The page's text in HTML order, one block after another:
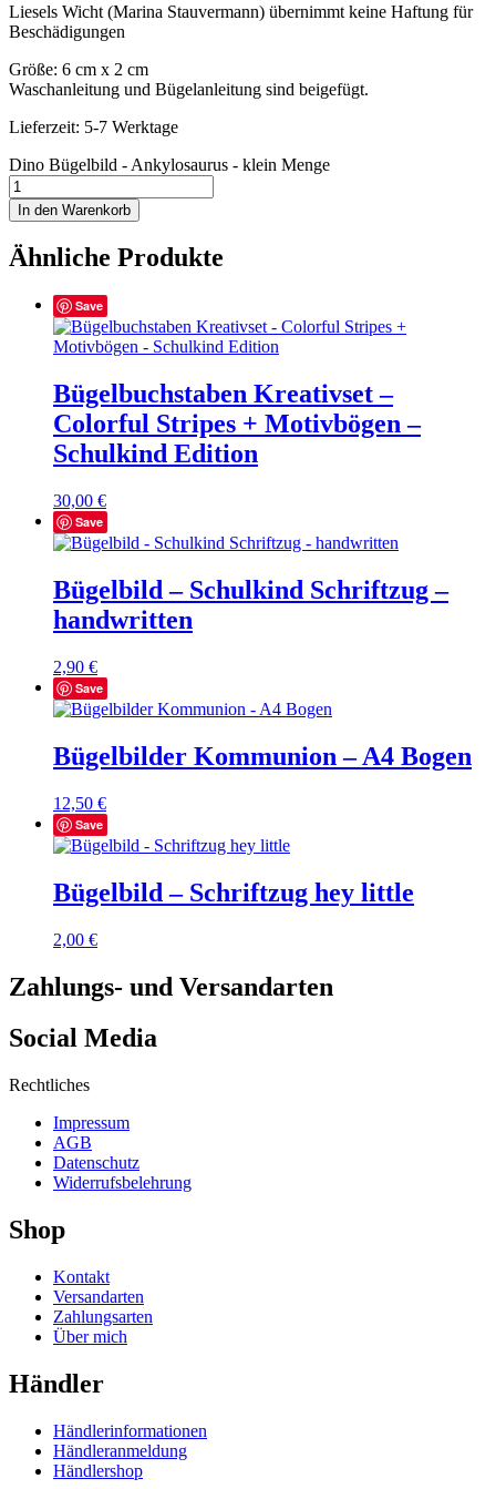
Liesels Wicht (Marina Stauvermann) übernimmt keine Haftung für
Beschädigungen
Größe: 6 cm x 2 cm
Waschanleitung und Bügelanleitung sind beigefügt.
Lieferzeit: 5-7 Werktage
Dino Bügelbild - Ankylosaurus - klein Menge
In den Warenkorb
Ähnliche Produkte
Save
Bügelbuchstaben Kreativset –
Colorful Stripes + Motivbögen –
Schulkind Edition
30,00 €
Save
Bügelbild – Schulkind Schriftzug –
handwritten
2,90 €
Save
Bügelbilder Kommunion – A4 Bogen
12,50 €
Save
Bügelbild – Schriftzug hey little
2,00 €
Zahlungs- und Versandarten
Social Media
Rechtliches
Impressum
AGB
Datenschutz
Widerrufsbelehrung
Shop
Kontakt
Versandarten
Zahlungsarten
Über mich
Händler
Händlerinformationen
Händleranmeldung
Händlershop